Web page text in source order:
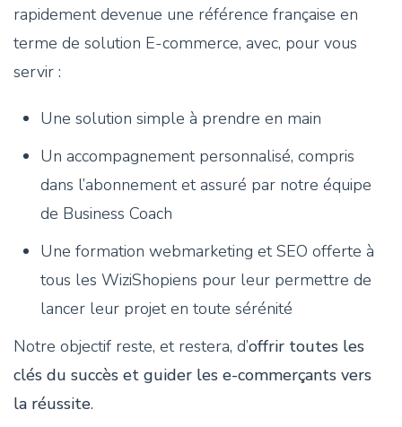
rapidement devenue une référence française en
terme de solution E-commerce, avec, pour vous
servir :
Une solution simple à prendre en main
Un accompagnement personnalisé, compris
dans l’abonnement et assuré par notre équipe
de Business Coach
Une formation webmarketing et SEO offerte à
tous les WiziShopiens pour leur permettre de
lancer leur projet en toute sérénité
Notre objectif reste, et restera, d’offrir toutes les
clés du succès et guider les e-commerçants vers
la réussite.